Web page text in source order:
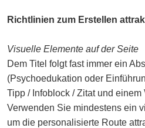
Richtlinien zum Erstellen
Visuelle Elemente auf der Seite
Dem Titel folgt fast immer ein
(Psychoedukation oder
Tipp / Infoblock / Zitat und
Verwenden Sie mindestens ein
um die personalisierte Route